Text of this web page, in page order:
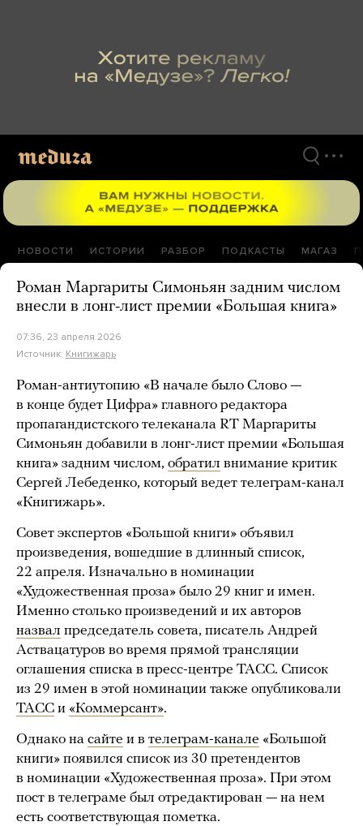
НОВОСТИ ИСТОРИИ РАЗБОР ПОДКАСТЫ МАГАЗ
Роман Маргариты Симоньян задним числом
внесли в лонг-лист премии «Большая книга»
07:36, 23 апреля 2026
Источник: Книгижарь
Роман-антиутопию «В начале было Слово —
в конце будет Цифра» главного редактора
пропагандистского телеканала RT Маргариты
Симоньян добавили в лонг-лист премии «Большая
книга» задним числом, обратил внимание критик
Сергей Лебеденко, который ведет телеграм-канал
«Книгижарь».
Совет экспертов «Большой книги» объявил
произведения, вошедшие в длинный список,
22 апреля. Изначально в номинации
«Художественная проза» было 29 книг и имен.
Именно столько произведений и их авторов
назвал председатель совета, писатель Андрей
Аствацатуров во время прямой трансляции
оглашения списка в пресс-центре ТАСС. Список
из 29 имен в этой номинации также опубликовали
ТАСС и «Коммерсант».
Однако на сайте и в телеграм-канале «Большой
книги» появился список из 30 претендентов
в номинации «Художественная проза». При этом
пост в телеграме был отредактирован — на нем
есть соответствующая пометка.